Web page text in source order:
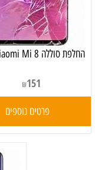
‏החלפת סוללה Xiaomi Mi 8 שיאומי
₪151
פרטים נוספים